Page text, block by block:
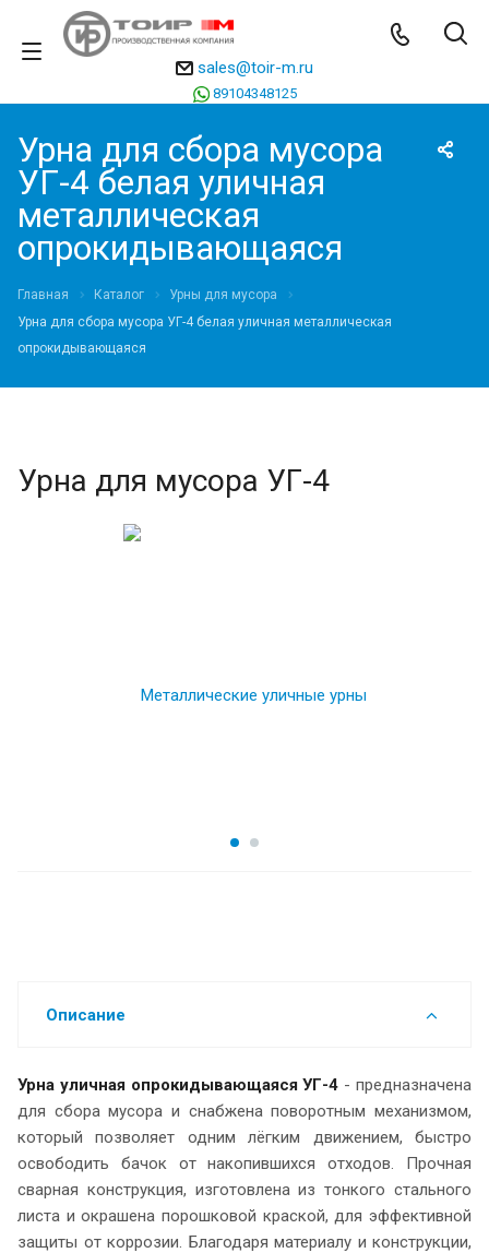
sales@toir-m.ru
89104348125
Урна для сбора мусора
УГ-4 белая уличная
металлическая
опрокидывающаяся
Главная Каталог
Урны для мусора
Урна для сбора мусора УГ-4 белая уличная металлическая
опрокидывающаяся
Урна для мусора УГ-4
Описание
Урна уличная опрокидывающаяся УГ-4 - предназначена
для сбора мусора и снабжена поворотным механизмом,
который позволяет одним лёгким движением, быстро
освободить бачок от накопившихся отходов. Прочная
сварная конструкция, изготовлена из тонкого стального
листа и окрашена порошковой краской, для эффективной
защиты от коррозии. Благодаря материалу и конструкции,